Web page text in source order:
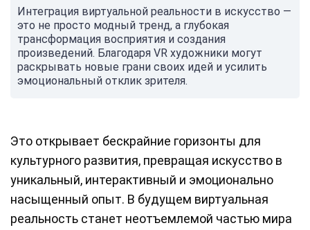
Интеграция виртуальной реальности в искусство —
это не просто модный тренд, а глубокая
трансформация восприятия и создания
произведений. Благодаря VR художники могут
раскрывать новые грани своих идей и усилить
эмоциональный отклик зрителя.
Это открывает бескрайние горизонты для
культурного развития, превращая искусство в
уникальный, интерактивный и эмоционально
насыщенный опыт. В будущем виртуальная
реальность станет неотъемлемой частью мира